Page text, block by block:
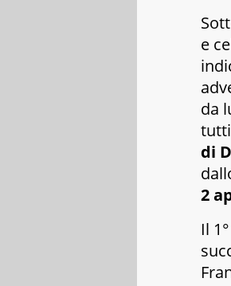
e
da
di
2
Il